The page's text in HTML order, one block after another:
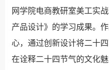
网学院电商教研室美工实
产品设计》的学习成果。
心，通过创新设计将二十
在诠释二十四节气的文化